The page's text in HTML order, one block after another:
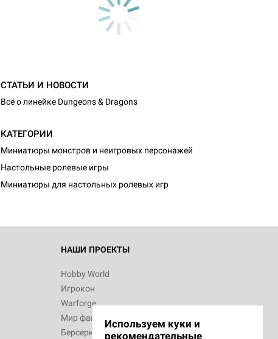
СТАТЬИ И НОВОСТИ
Всё о линейке Dungeons & Dragons
КАТЕГОРИИ
Миниатюры монстров и неигровых персонажей
Настольные ролевые игры
Миниатюры для настольных ролевых игр
НАШИ ПРОЕКТЫ
Hobby World
Игрокон
Warforge
Мир фантастики
Берсерк
Используем куки и
рекомендательные